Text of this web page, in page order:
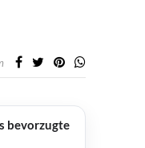
bevorzugte